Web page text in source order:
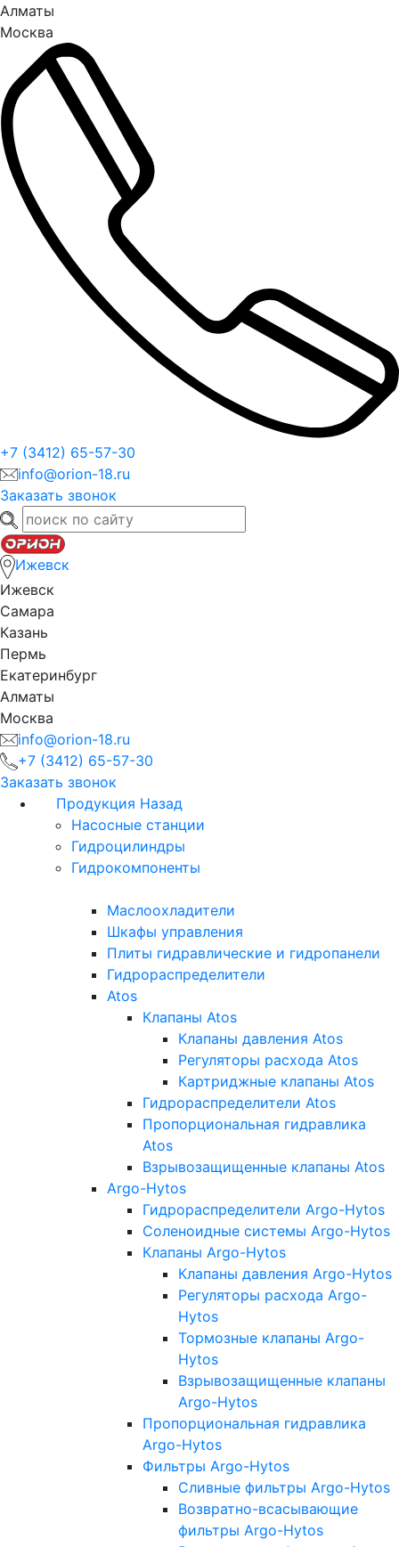
Алматы
Москва
+7 (3412) 65-57-30
info@orion-18.ru
Заказать звонок
Ижевск
Ижевск
Самара
Казань
Пермь
Екатеринбург
Алматы
Москва
info@orion-18.ru
+7 (3412) 65-57-30
Заказать звонок
Продукция Назад
Насосные станции
Гидроцилиндры
Гидрокомпоненты
Маслоохладители
Шкафы управления
Плиты гидравлические и гидропанели
Гидрораспределители
Atos
Клапаны Atos
Клапаны давления Atos
Регуляторы расхода Atos
Картриджные клапаны Atos
Гидрораспределители Atos
Пропорциональная гидравлика
Atos
Взрывозащищенные клапаны Atos
Argo-Hytos
Гидрораспределители Argo-Hytos
Соленоидные системы Argo-Hytos
Клапаны Argo-Hytos
Клапаны давления Argo-Hytos
Регуляторы расхода Argo-
Hytos
Тормозные клапаны Argo-
Hytos
Взрывозащищенные клапаны
Argo-Hytos
Пропорциональная гидравлика
Argo-Hytos
Фильтры Argo-Hytos
Сливные фильтры Argo-Hytos
Возвратно-всасывающие
фильтры Argo-Hytos